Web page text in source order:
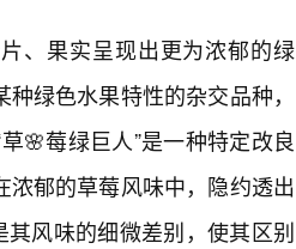
、果实呈现出更为浓郁的绿
绿色水果特性的杂交品种，
🌸莓绿巨人”是一种特定改良
郁的草莓风味中，隐约透出
风味的细微差别，使其区别